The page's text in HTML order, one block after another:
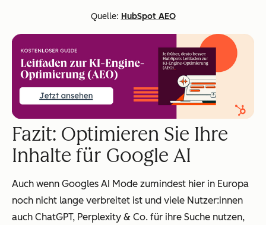
Quelle: HubSpot AEO
Fazit: Optimieren Sie Ihre
Inhalte für Google AI
Auch wenn Googles AI Mode zumindest hier in Europa
noch nicht lange verbreitet ist und viele Nutzer:innen
auch ChatGPT, Perplexity & Co. für ihre Suche nutzen,